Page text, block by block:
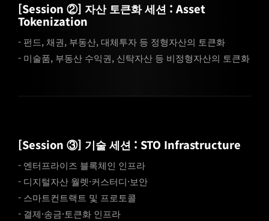
[Session ②] 자산 토큰화 세션 : Asset
Tokenization
- 펀드, 채권, 부동산, 대체투자 등 정형자산의 토큰화
- 미술품, 부동산 수익권, 신탁자산 등 비정형자산의 토큰화
[Session ③] 기술 세션 : STO Infrastructure
- 엔터프라이즈 블록체인 인프라
- 디지털자산 월렛·커스터디·보안
- 스마트컨트랙트 및 프로토콜
- 결제·송금·토큰화 인프라